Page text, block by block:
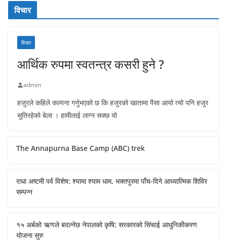
विचार
विचार
आर्थिक रुपमा स्वतन्त्र कसरी हुने ?
admin
हजुरले कहिले कल्पना गर्नुभएको छ कि हजुरको खातामा पैसा आयो त्यो पनि हजुर
सुतिरहेको बेला । हामीलाई लाग्न सक्छ यो
The Annapurna Base Camp (ABC) trek
राधा अष्टमी पर्व विशेष: श्यामा श्याम धाम, भक्तपुरमा पाँच-दिने आध्यात्मिक शिविर
सम्पन्न
१५ अर्बको ऋणले बदल्नेछ नेपालको कृषि: सरकारको सिंचाई आधुनिकीकरण
योजना सुरु